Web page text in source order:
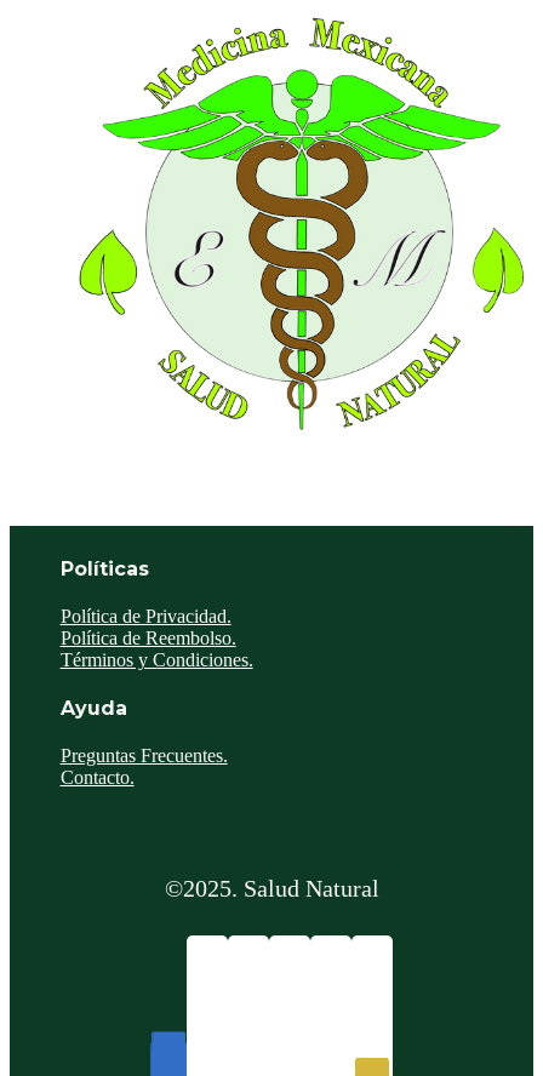
Políticas
Política de Privacidad.
Política de Reembolso.
Términos y Condiciones.
Ayuda
Preguntas Frecuentes.
Contacto.
©2025. Salud Natural